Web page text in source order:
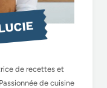
de recettes et
de cuisine